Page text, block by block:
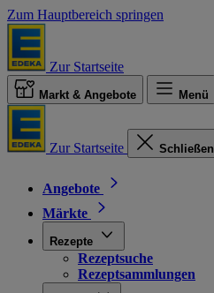
Zum Hauptbereich springen
Zur Startseite
Markt & Angebote Menü
Zur Startseite Schließen
Angebote
Märkte
Rezepte
Rezeptsuche
Rezeptsammlungen